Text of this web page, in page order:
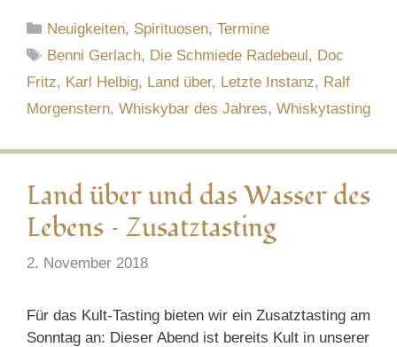
Kategorien
Neuigkeiten, Spirituosen,Termine
Schlagwörter
Benni Gerlach, Die Schmiede Radebeul, Doc
Fritz, Karl Helbig, Land über, Letzte Instanz, Ralf
Morgenstern, Whiskybar des Jahres, Whiskytasting
Land über und das Wasser des
Lebens – Zusatztasting
2. November 2018
Für das Kult-Tasting bieten wir ein Zusatztasting am
Sonntag an: Dieser Abend ist bereits Kult in unserer